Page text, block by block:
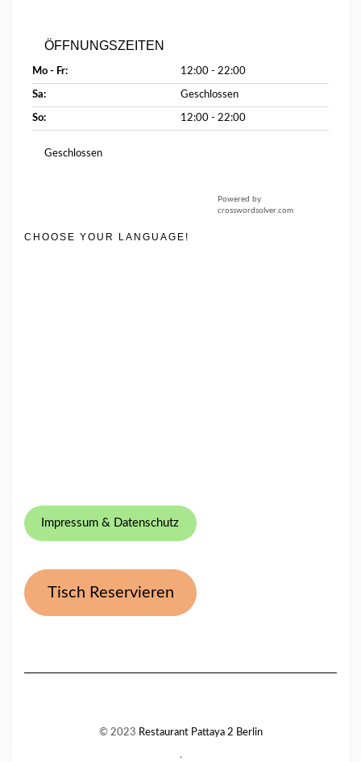
ÖFFNUNGSZEITEN
Mo - Fr: 12:00 - 22:00
Sa: Geschlossen
So: 12:00 - 22:00
Geschlossen
Powered by
crosswordsolver.com
CHOOSE YOUR LANGUAGE!
Impressum & Datenschutz
Tisch Reservieren
© 2023 Restaurant Pattaya 2 Berlin
.